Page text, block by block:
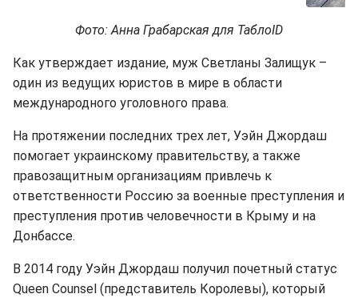
Фото: Анна Грабарская для ТаблоID
Как утверждает издание, муж Светланы Залищук –
один из ведущих юристов в мире в области
международного уголовного права.
На протяжении последних трех лет, Уэйн Джордаш
помогает украинскому правительству, а также
правозащитным организациям привлечь к
ответственности Россию за военные преступления и
преступления против человечности в Крыму и на
Донбассе.
В 2014 году Уэйн Джордаш получил почетный статус
Queen Counsel (представитель Королевы), который